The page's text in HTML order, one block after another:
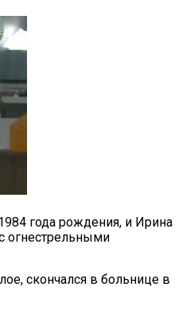
года рождения, и Ирина
огнестрельными
скончался в больнице в